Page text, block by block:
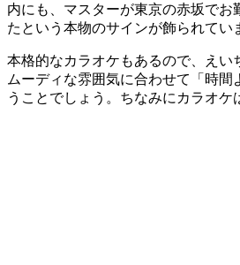
内にも、マスターが東京の赤坂でお
たという本物のサインが飾られてい
本格的なカラオケもあるので、えい
ムーディな雰囲気に合わせて「時間
うことでしょう。ちなみにカラオケ